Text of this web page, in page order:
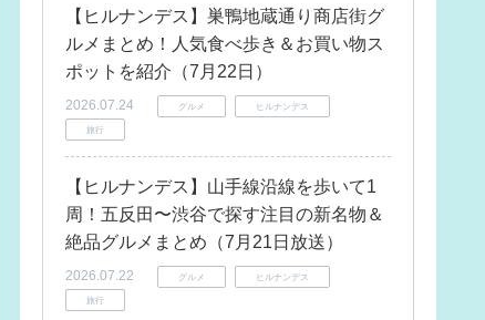
【ヒルナンデス】巣鴨地蔵通り商店街グ
ルメまとめ！人気食べ歩き＆お買い物ス
ポットを紹介（7月22日）
2026.07.24 グルメ ヒルナンデス
旅行
【ヒルナンデス】山手線沿線を歩いて1
周！五反田〜渋谷で探す注目の新名物＆
絶品グルメまとめ（7月21日放送）
2026.07.22 グルメ ヒルナンデス
旅行